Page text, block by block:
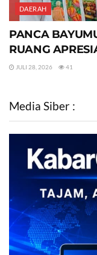
DAERAH
PANCA
RUANG
JULI 28, 2026 41
Media Siber :